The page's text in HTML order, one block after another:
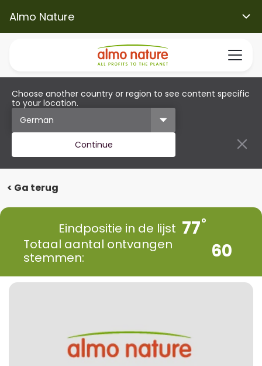
Almo Nature
Choose another country or region to see content specific
to your location.
Continue
< Ga terug
Eindpositie in de lijst 77
Totaal aantal ontvangen
stemmen:
60